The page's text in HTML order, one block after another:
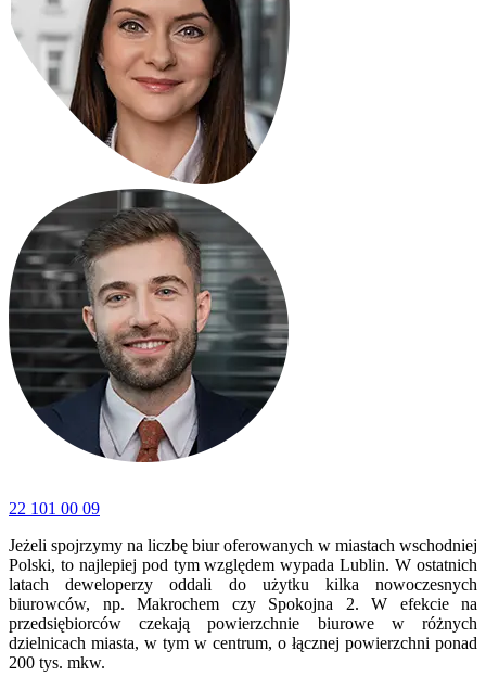
22 101 00 09
Jeżeli spojrzymy na liczbę biur oferowanych w miastach wschodniej
Polski, to najlepiej pod tym względem wypada Lublin. W ostatnich
latach deweloperzy oddali do użytku kilka nowoczesnych
biurowców, np. Makrochem czy Spokojna 2. W efekcie na
przedsiębiorców czekają powierzchnie biurowe w różnych
dzielnicach miasta, w tym w centrum, o łącznej powierzchni ponad
200 tys. mkw.